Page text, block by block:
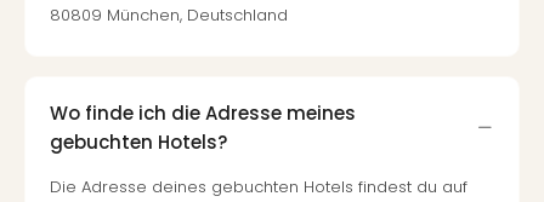
80809 München, Deutschland
Wo finde ich die Adresse meines
gebuchten Hotels?
Die Adresse deines gebuchten Hotels findest du auf